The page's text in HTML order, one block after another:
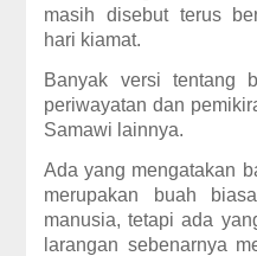
masih disebut terus
hari kiamat.
Banyak versi tentang
periwayatan dan
Samawi lainnya.
Ada yang mengatakan
merupakan buah
manusia, tetapi ada
larangan sebenarnya